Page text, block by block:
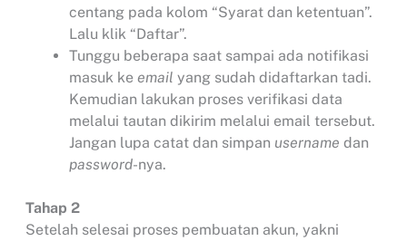
centang pada kolom “Syarat dan ketentuan”.
Lalu klik “Daftar”.
Tunggu beberapa saat sampai ada notifikasi
masuk ke email yang sudah didaftarkan tadi.
Kemudian lakukan proses verifikasi data
melalui tautan dikirim melalui email tersebut.
Jangan lupa catat dan simpan username dan
password-nya.
Tahap 2
Setelah selesai proses pembuatan akun, yakni